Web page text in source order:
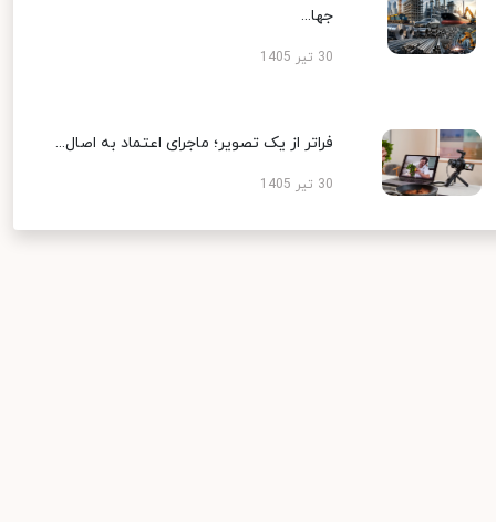
جها...
30 تیر 1405
فراتر از یک تصویر؛ ماجرای اعتماد به اصال...
30 تیر 1405